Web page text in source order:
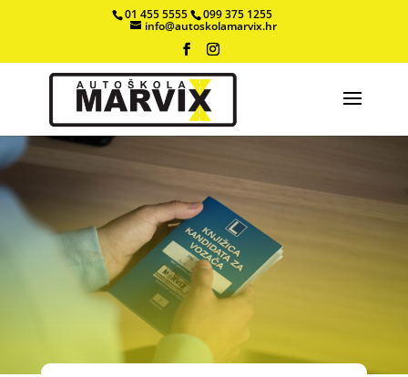
01 455 5555 099 375 1255
info@autoskolamarvix.hr